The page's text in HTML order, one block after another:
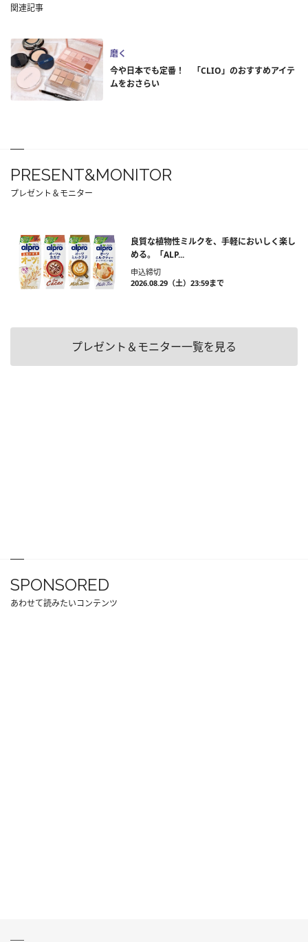
関連記事
磨く
今や日本でも定番！ 「CLIO」のおすすめアイテ
ムをおさらい
PRESENT&MONITOR
プレゼント＆モニター
良質な植物性ミルクを、手軽においしく楽し
める。「ALP...
申込締切
2026.08.29（土）23:59まで
プレゼント＆モニター一覧を見る
SPONSORED
あわせて読みたいコンテンツ